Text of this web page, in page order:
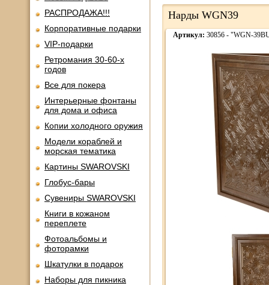
РАСПРОДАЖА!!!
Корпоративные подарки
VIP-подарки
Ретромания 30-60-х
годов
Все для покера
Интерьерные фонтаны
для дома и офиса
Копии холодного оружия
Модели кораблей и
морская тематика
Картины SWAROVSKI
Глобус-бары
Сувениры SWAROVSKI
Книги в кожаном
переплете
Фотоальбомы и
фоторамки
Шкатулки в подарок
Наборы для пикника
Нарды WGN39
Артикул: 30856 - "WGN-